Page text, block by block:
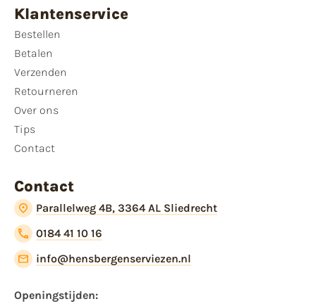
Klantenservice
Bestellen
Betalen
Verzenden
Retourneren
Over ons
Tips
Contact
Contact
Parallelweg 4B, 3364 AL Sliedrecht
0184 41 10 16
info@hensbergenserviezen.nl
Openingstijden: